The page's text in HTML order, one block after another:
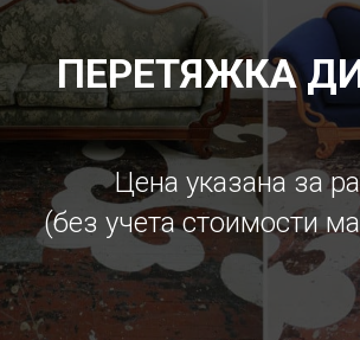
ПЕРЕТЯЖКА
Цена указана за
(без учета стоимости